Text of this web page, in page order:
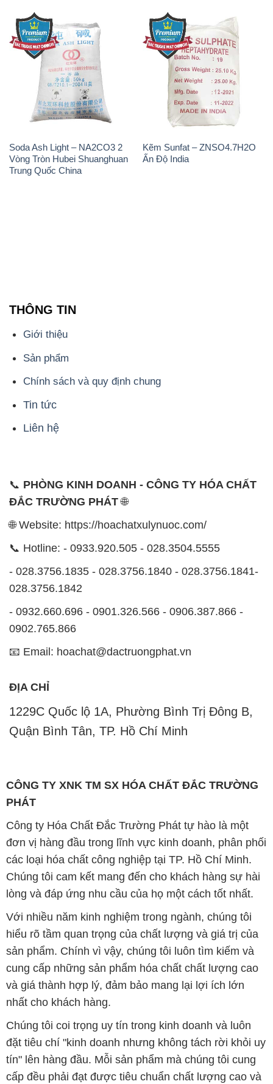
Soda Ash Light – NA2CO3 2
Vòng Tròn Hubei Shuanghuan
Trung Quốc China
Kẽm Sunfat – ZNSO4.7H2O
Ấn Độ India
Chính sách và quy định chung
Tin tức
Liên hệ
📞
PHÒNG KINH DOANH - CÔNG TY HÓA CHẤT
ĐẮC TRƯỜNG PHÁT
- 028.3756.1835 - 028.3756.1840 - 028.3756.1841-
0902.765.866
📧 Email: hoachat@dactruongphat.vn
ĐỊA CHỈ
1229C Quốc lộ 1A, Phường Bình Trị Đông B,
Quận Bình Tân, TP. Hồ Chí Minh
CÔNG TY XNK TM SX HÓA CHẤT ĐẮC TRƯỜNG
PHÁT
các loại hóa chất công nghiệp tại TP. Hồ Chí Minh.
Chúng tôi cam kết mang đến cho khách hàng sự hài
lòng và đáp ứng nhu cầu của họ một cách tốt nhất.
Với nhiều năm kinh nghiệm trong ngành, chúng tôi
hiểu rõ tầm quan trọng của chất lượng và giá trị của
sản phẩm. Chính vì vậy, chúng tôi luôn tìm kiếm và
cung cấp những sản phẩm hóa chất chất lượng cao
và giá thành hợp lý, đảm bảo mang lại lợi ích lớn
nhất cho khách hàng.
Chúng tôi coi trọng uy tín trong kinh doanh và luôn
đặt tiêu chí "kinh doanh nhưng không tách rời khỏi uy
tín" lên hàng đầu. Mỗi sản phẩm mà chúng tôi cung
cấp đều phải đạt được tiêu chuẩn chất lượng cao và
đáp ứng được yêu cầu của khách hàng. Chúng tôi tin
rằng sự hài lòng của đối tác là thành công của chúng
tôi và sự phát triển bền vững chỉ có thể đạt được khi
cùng nhau hợp tác và phát triển.